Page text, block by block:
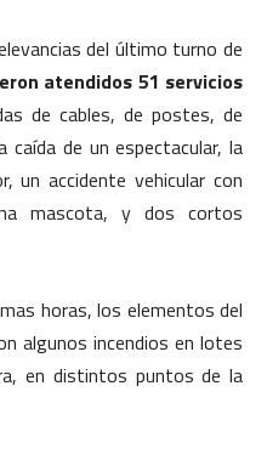
del último turno de
atendidos 51 servicios
de cables, de postes, de
caída de un espectacular, la
un accidente vehicular con
mascota, y dos cortos
horas, los elementos del
algunos incendios en lotes
en distintos puntos de la